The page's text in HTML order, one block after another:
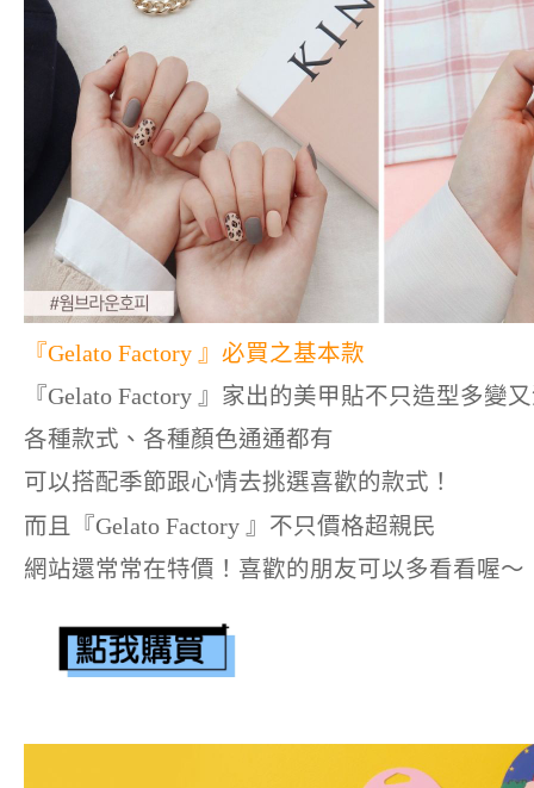
『Gelato Factory 』必買之基本款
『Gelato Factory 』家出的美甲貼不只造型多變
各種款式、各種顏色通通都有
可以搭配季節跟心情去挑選喜歡的款式！
而且『Gelato Factory 』不只價格超親民
網站還常常在特價！喜歡的朋友可以多看看喔～